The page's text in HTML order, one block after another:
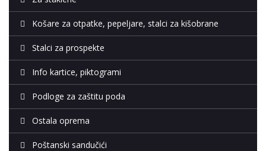
Košare za otpatke, pepeljare, stalci za kišobrane
Stalci za prospekte
Info kartice, piktogrami
Podloge za zaštitu poda
Ostala oprema
Poštanski sandučići